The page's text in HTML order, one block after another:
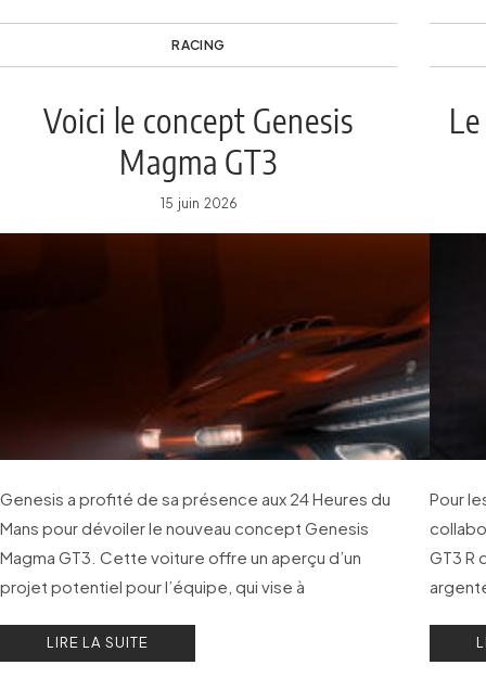
RACING
Voici le concept Genesis
Magma GT3
15 juin 2026
Genesis a profité de sa présence aux 24 Heures du
Mans pour dévoiler le nouveau concept Genesis
Magma GT3. Cette voiture offre un aperçu d’un
projet potentiel pour l’équipe, qui vise à
automobile.
LIRE LA SUITE
Pour
GT3 R